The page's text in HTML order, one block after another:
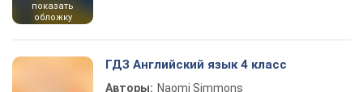
показать
обложку
ГДЗ Английский язык 4 класс
Авторы: Naomi Simmons